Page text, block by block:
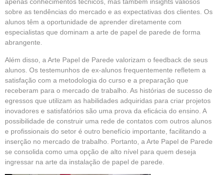
sobre as tendências do mercado e as expectativas dos clientes. Os
alunos têm a oportunidade de aprender diretamente com
especialistas que dominam a arte de papel de parede de forma
abrangente.
Além disso, a Arte Papel de Parede valorizam o feedback de seus
alunos. Os testemunhos de ex-alunos frequentemente refletem a
satisfação com a metodologia do curso e a preparação que
receberam para o mercado de trabalho. As histórias de sucesso de
egressos que utilizam as habilidades adquiridas para criar projetos
inovadores e satisfatórios são uma prova da eficácia do ensino. A
possibilidade de construir uma rede de contatos com outros alunos
e profissionais do setor é outro benefício importante, facilitando a
inserção no mercado de trabalho. Portanto, a Arte Papel de Parede
se consolida como uma opção de alto nível para quem deseja
ingressar na arte da instalação de papel de parede.